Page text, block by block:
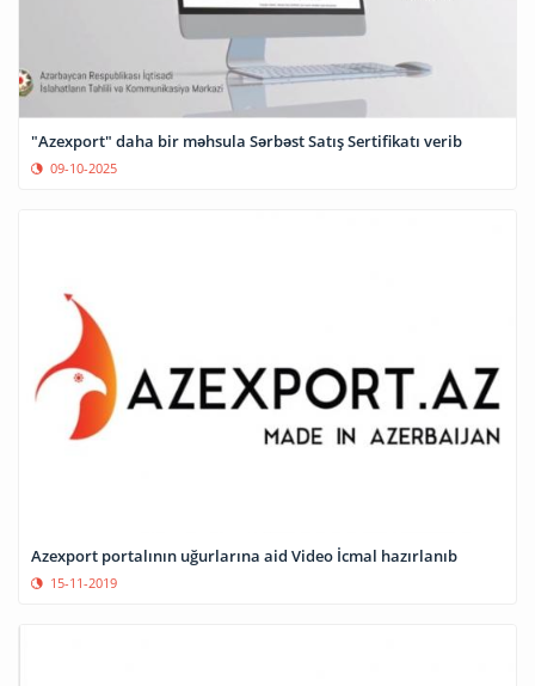
"Azexport" daha bir məhsula Sərbəst Satış Sertifikatı verib
09-10-2025
Azexport portalının uğurlarına aid Video İcmal hazırlanıb
15-11-2019